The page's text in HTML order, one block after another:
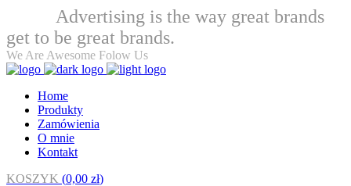
Advertising is the way great brands
get to be great brands.
We Are Awesome Folow Us
Home
Produkty
Zamówienia
O mnie
Kontakt
KOSZYK (0,00 zł)